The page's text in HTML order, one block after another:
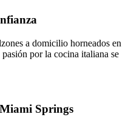
a domicilio horneados en
por la cocina italiana se
Springs